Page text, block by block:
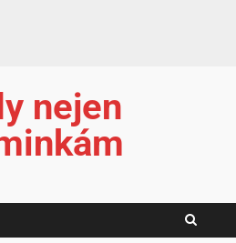
nejen